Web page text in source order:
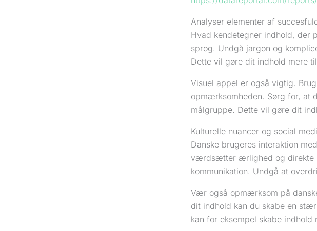
Analyser elementer af
Hvad kendetegner indhold,
sprog. Undgå jargon og
Dette vil gøre dit indhold mere
Visuel appel er også vigtig.
opmærksomheden. Sørg for, at
målgruppe. Dette vil gøre dit
Kulturelle nuancer og social
Danske brugeres interaktion
værdsætter ærlighed og direkte
kommunikation. Undgå at
Vær også opmærksom på
dit indhold kan du skabe en
kan for eksempel skabe